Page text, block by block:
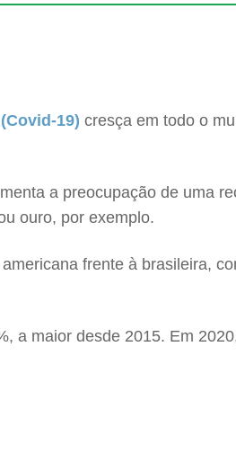
19) cresça em todo o
a preocupação de uma
ouro, por exemplo.
frente à brasileira,
a maior desde 2015. Em